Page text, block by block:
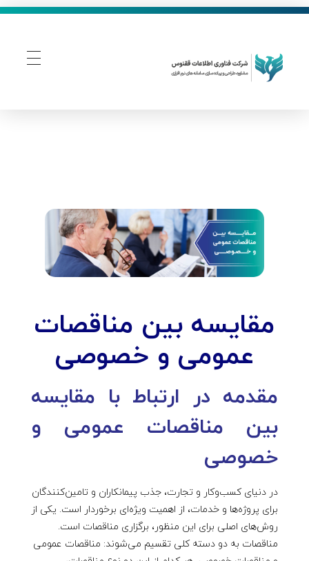
س
ب
ی
ن
م
مقایسه بین مناقصات
عمومی و خصوصی
مقدمه در ارتباط با مقایسه
بین مناقصات عمومی و
خصوصی
در دنیای کسب‌وکار و تجارت، جذب پیمانکاران و تامین‌کنندگان
برای پروژه‌ها و خدمات، از اهمیت ویژه‌ای برخوردار است. یکی از
روش‌های اصلی برای این منظور، برگزاری مناقصات است.
مناقصات به دو دسته کلی تقسیم می‌شوند: مناقصات عمومی